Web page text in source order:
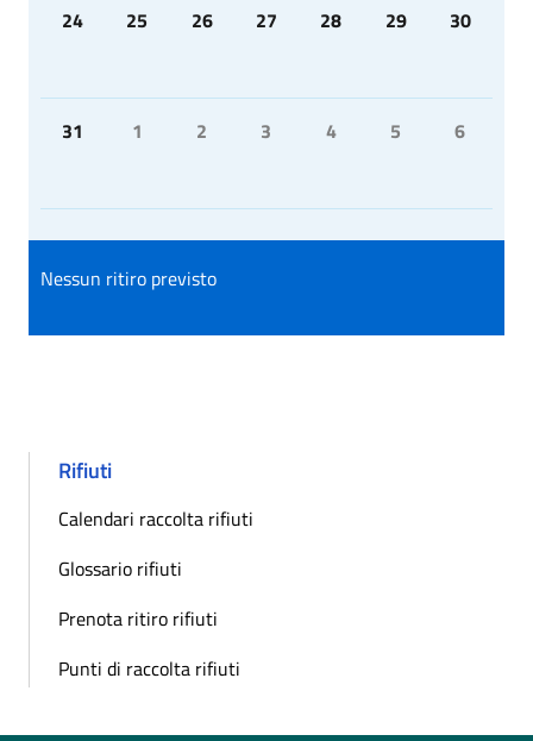
24 25 26 27 28 29 30
31 1 2 3 4 5 6
Nessun ritiro previsto
Rifiuti
Calendari raccolta rifiuti
Glossario rifiuti
Prenota ritiro rifiuti
Punti di raccolta rifiuti